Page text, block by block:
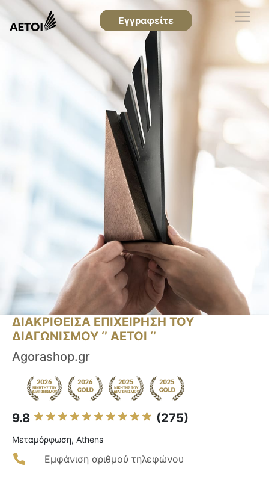
Εγγραφείτε
ΔΙΑΚΡΙΘΕΙΣΑ ΕΠΙΧΕΙΡΗΣΗ ΤΟΥ
ΔΙΑΓΩΝΙΣΜΟΥ ‘’ ΑΕΤΟΙ ‘’
Agorashop.gr
9.8 (275)
Μεταμόρφωση, Athens
Εμφάνιση αριθμού τηλεφώνου